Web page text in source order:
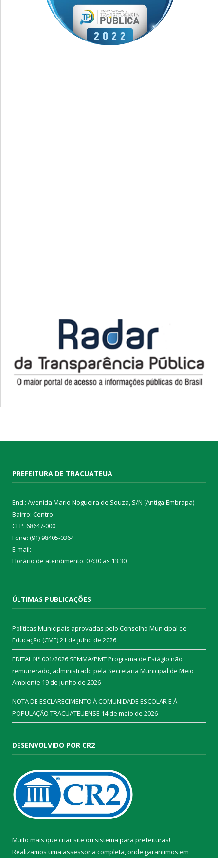
PREFEITURA DE TRACUATEUA
End.: Avenida Mario Nogueira de Souza, S/N (Antiga Embrapa)
Bairro: Centro
CEP: 68647-000
Fone: (91) 98405-0364
E-mail:
Horário de atendimento: 07:30 às 13:30
ÚLTIMAS PUBLICAÇÕES
Políticas Municipais aprovadas pelo Conselho Municipal de
Educação (CME)21 de julho de 2026
EDITAL N° 001/2026 SEMMA/PMT Programa de Estágio não
remunerado, administrado pela Secretaria Municipal de Meio
Ambiente 19 de junho de 2026
NOTA DE ESCLARECIMENTO À COMUNIDADE ESCOLAR E À
POPULAÇÃO TRACUATEUENSE 14 de maio de 2026
DESENVOLVIDO POR CR2
Muito mais que criar site ou sistema para prefeituras!
Realizamos uma assessoria completa, onde garantimos em